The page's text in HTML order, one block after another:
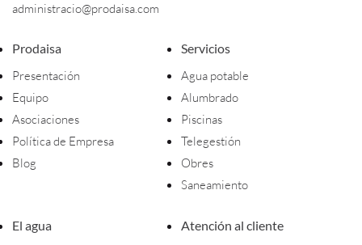
administracio@prodaisa.com
Prodaisa
Presentación
Equipo
Asociaciones
Política de Empresa
Blog
Servicios
Agua potable
Alumbrado
Piscinas
Telegestión
Obres
Saneamiento
El agua Atención al cliente